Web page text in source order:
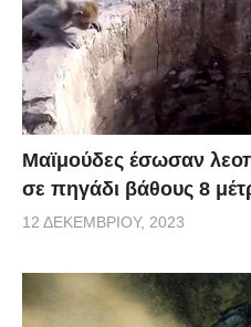
Μαϊμούδες έσωσαν
σε πηγάδι βάθους 8
12 ΔΕΚΕΜΒΡΊΟΥ, 2023